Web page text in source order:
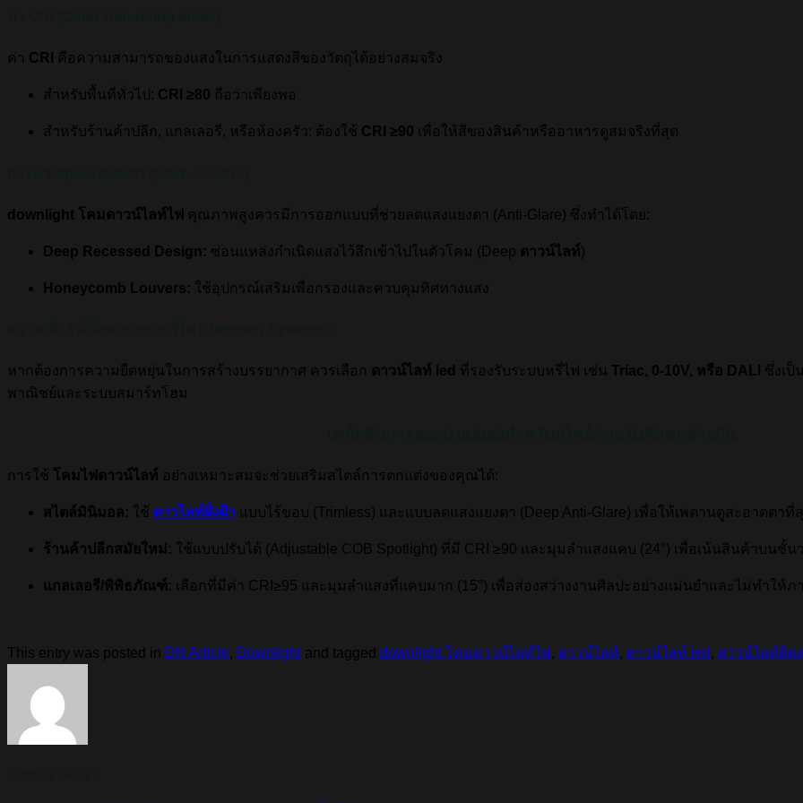
ค่า CRI คือความสามารถของแสงในการแสดงสีของวัตถุได้อย่างสมจริง
สำหรับพื้นที่ทั่วไป: CRI ≥80 ถือว่าเพียงพอ
สำหรับร้านค้าปลีก, แกลเลอรี, หรือห้องครัว: ต้องใช้ CRI ≥90 เพื่อให้สีของสินค้าหรืออาหารดูสมจริงที่สุด
downlight โคมดาวน์ไลท์ไฟ คุณภาพสูงควรมีการออกแบบที่ช่วยลดแสงแยงตา (Anti-Glare) ซึ่งทำได้โดย:
Deep Recessed Design: ซ่อนแหล่งกำเนิดแสงไว้ลึกเข้าไปในตัวโคม (Deep ดาวน์ไลท์)
Honeycomb Louvers: ใช้อุปกรณ์เสริมเพื่อกรองและควบคุมทิศทางแสง
หากต้องการความยืดหยุ่นในการสร้างบรรยากาศ ควรเลือก ดาวน์ไลท์ led ที่รองรับระบบหรี่ไฟ เช่น Triac, 0-10V, หรือ DALI ซึ่งเป็
พาณิชย์และระบบสมาร์ทโฮม
การใช้ โคมไฟดาวน์ไลท์ อย่างเหมาะสมจะช่วยเสริมสไตล์การตกแต่งของคุณได้:
สไตล์มินิมอล: ใช้ ดาวไลท์ฝั่งฝ้า แบบไร้ขอบ (Trimless) และแบบลดแสงแยงตา (Deep Anti-Glare) เพื่อให้เพดานดูสะอาดตาที่
ร้านค้าปลีกสมัยใหม่: ใช้แบบปรับได้ (Adjustable COB Spotlight) ที่มี CRI ≥90 และมุมลำแสงแคบ (24° ) เพื่อเน้นสินค้าบนชั้น
แกลเลอรี/พิพิธภัณฑ์: เลือกที่มีค่า CRI≥95 และมุมลำแสงที่แคบมาก (15° ) เพื่อส่องสว่างงานศิลปะอย่างแม่นยำและไม่ทำให้ภ
This entry was posted in DN Article, Downlightand tagged downlight โคมดาวน์ไลท์ไฟ , ดาวน์ไลท์, ดาวน์ไลท์ led , ดาวน์ไลท์ติด